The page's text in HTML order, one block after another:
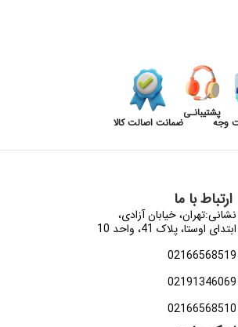
وجه
پشتیبانـی
ضمانت اصالت کالا
ارتباط با ما
نشانی:تهران، خیابان آزادی،
ابتدای اوستا، پلاک 41، واحد 10
02166568519
02191346069
02166568510